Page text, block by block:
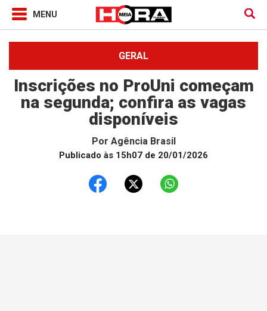
GERAL
Inscrições no ProUni começam
na segunda; confira as vagas
disponíveis
Por Agência Brasil
Publicado às 15h07 de 20/01/2026